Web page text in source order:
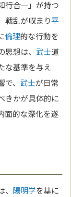
行合一」が持つ
戦乱が収まり平
倫理的な行動を
思想は、 武士道
な基準を与え
、 武士が日常
きかが具体的に
面的な深化を遂
、 陽明学を基に